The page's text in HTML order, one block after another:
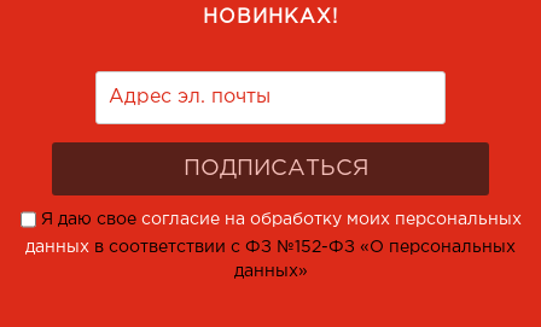
НОВИНКАХ!
Я даю свое согласие на обработку моих персональных
данных в соответствии с ФЗ №152-ФЗ «О персональных
данных»